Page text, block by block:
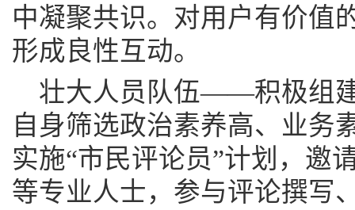
中凝聚共识。对用户有价值
形成良性互动。
壮大人员队伍——积极组
自身筛选政治素养高、业务
实施“市民评论员”计划，邀
等专业人士，参与评论撰写